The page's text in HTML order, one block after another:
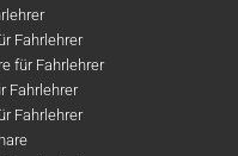
Fahrlehrer
für Fahrlehrer
Fahrlehrer
Fahrlehrer